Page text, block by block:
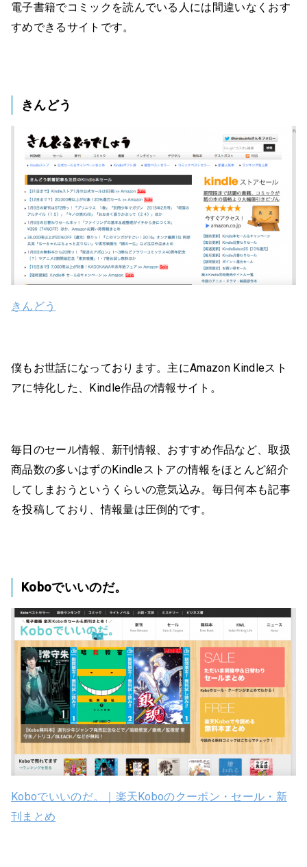
電子書籍でコミックを読んでいる人には間違いなくおす
すめできるサイトです。
きんどう
きんどう
僕もお世話になっております。主にAmazon Kindleスト
アに特化した、Kindle作品の情報サイト。
毎日のセール情報、新刊情報、おすすめ作品など、取扱
商品数の多いはずのKindleストアの情報をほとんど紹介
してしまおうというくらいの意気込み。毎日何本も記事
を投稿しており、情報量は圧倒的です。
Koboでいいのだ。
Koboでいいのだ。｜楽天Koboのクーポン・セール・新
刊まとめ